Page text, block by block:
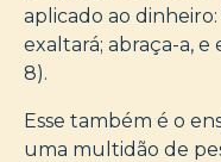
aplicado ao
exaltará; abraça-a, e
8).
Esse também é o
uma multidão de